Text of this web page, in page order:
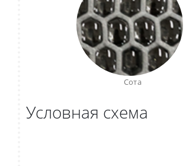
Сота
Условная схема